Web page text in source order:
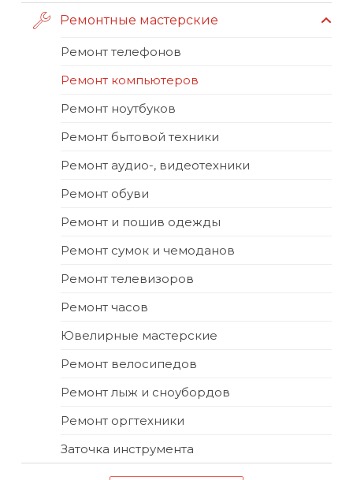
Ремонтные мастерские
Ремонт телефонов
Ремонт компьютеров
Ремонт ноутбуков
Ремонт бытовой техники
Ремонт аудио-, видеотехники
Ремонт обуви
Ремонт и пошив одежды
Ремонт сумок и чемоданов
Ремонт телевизоров
Ремонт часов
Ювелирные мастерские
Ремонт велосипедов
Ремонт лыж и сноубордов
Ремонт оргтехники
Заточка инструмента